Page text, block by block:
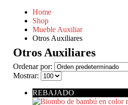
Home
Shop
Mueble Auxiliar
Otros Auxiliares
Otros Auxiliares
Ordenar por:
Mostrar:
REBAJADO